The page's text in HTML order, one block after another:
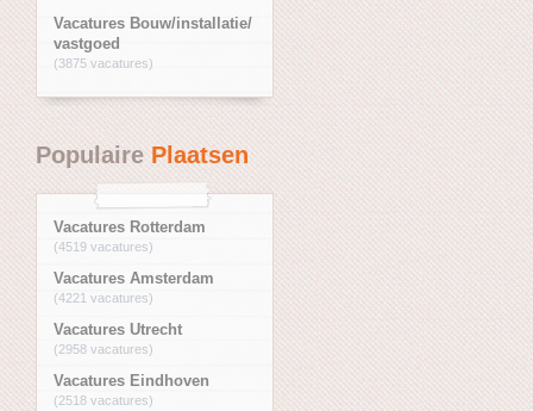
Vacatures Bouw/installatie/
vastgoed
(3875 vacatures)
PopulairePlaatsen
Vacatures Rotterdam
(4519 vacatures)
Vacatures Amsterdam
(4221 vacatures)
Vacatures Utrecht
(2958 vacatures)
Vacatures Eindhoven
(2518 vacatures)